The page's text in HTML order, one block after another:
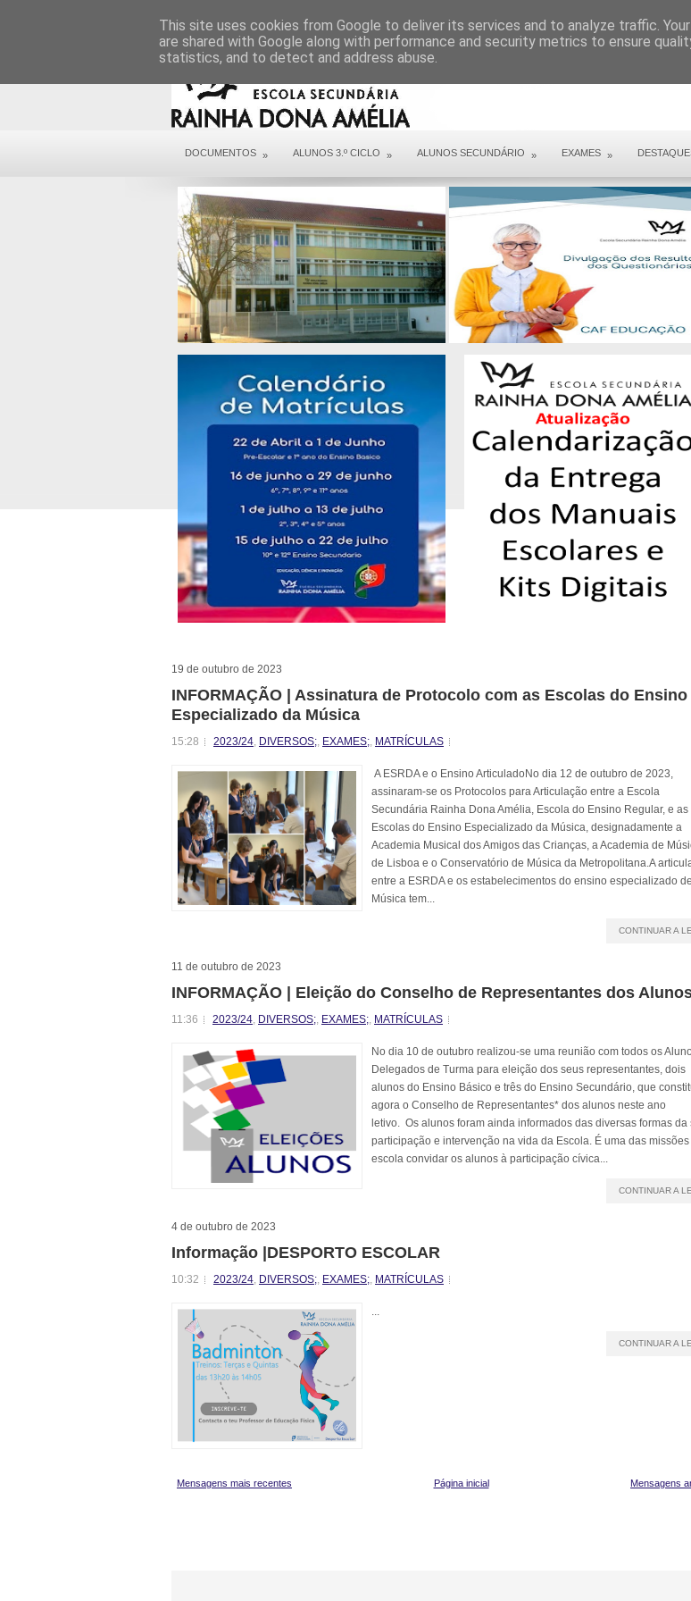
DOCUMENTOS » ALUNOS 3.º CICLO » ALUNOS SECUNDÁRIO » EXAMES »
19 de outubro de 2023
INFORMAÇÃO | Assinatura de Protocolo com as Escolas do Ensino
Especializado da Música
15:28 2023/24, DIVERSOS;, EXAMES;, MATRÍCULAS
A ESRDA e o Ensino ArticuladoNo dia 12 de outubro de 2023,
assinaram-se os Protocolos para Articulação entre a Escola
Secundária Rainha Dona Amélia, Escola do Ensino Regular, e as
Escolas do Ensino Especializado da Música, designadamente a
Academia Musical dos Amigos das Crianças, a Academia de
de Lisboa e o Conservatório de Música da Metropolitana.A
entre a ESRDA e os estabelecimentos do ensino especializado de
Música tem...
CONTINUAR A
11 de outubro de 2023
INFORMAÇÃO | Eleição do Conselho de Representantes dos
11:36 2023/24, DIVERSOS;, EXAMES;, MATRÍCULAS
No dia 10 de outubro realizou-se uma reunião com todos os
Delegados de Turma para eleição dos seus representantes, dois
alunos do Ensino Básico e três do Ensino Secundário, que
agora o Conselho de Representantes* dos alunos neste ano
letivo. Os alunos foram ainda informados das diversas formas da
participação e intervenção na vida da Escola. É uma das
escola convidar os alunos à participação cívica...
CONTINUAR A
4 de outubro de 2023
Informação |DESPORTO ESCOLAR
10:32 2023/24, DIVERSOS;, EXAMES;, MATRÍCULAS
...
CONTINUAR A
Mensagens mais recentes Mensagens
Página inicial
This site uses cookies from Google to deliver its services and to analyze traffic.
are shared with Google along with performance and security metrics to ensure
statistics, and to detect and address abuse.